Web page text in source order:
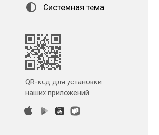
Системная тема
QR-код для установки
наших приложений.